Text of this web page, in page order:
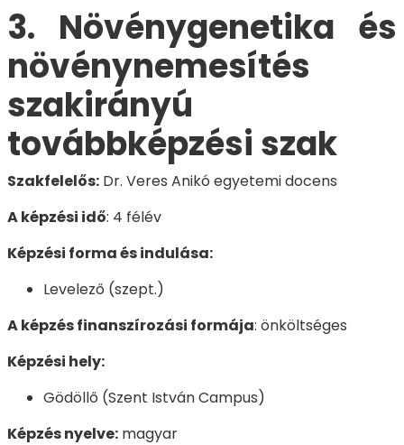
3. Növénygenetika és
növénynemesítés
szakirányú
továbbképzési szak
Szakfelelős: Dr. Veres Anikó egyetemi docens
A képzési idő: 4 félév
Képzési forma és indulása:
Levelező (szept.)
A képzés finanszírozási formája: önköltséges
Képzési hely:
Gödöllő (Szent István Campus)
Képzés nyelve: magyar